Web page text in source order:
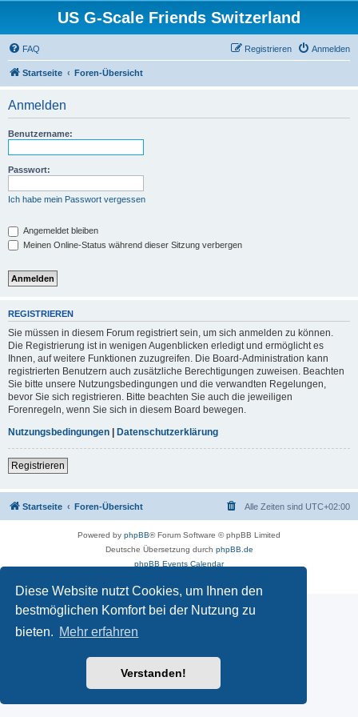
Diese Website nutzt Cookies, um Ihnen den
bestmöglichen Komfort bei der Nutzung zu
bieten. Mehr erfahren
Verstanden!
US G-Scale Friends Switzerland
FAQ Anmelden
Registrieren
Startseite Foren-Übersicht
Anmelden
Benutzername:
Passwort:
Ich habe mein Passwort vergessen
Angemeldet bleiben
Meinen Online-Status während dieser Sitzung verbergen
REGISTRIEREN
Sie müssen in diesem Forum registriert sein, um sich anmelden zu können.
Die Registrierung ist in wenigen Augenblicken erledigt und ermöglicht es
Ihnen, auf weitere Funktionen zuzugreifen. Die Board-Administration kann
registrierten Benutzern auch zusätzliche Berechtigungen zuweisen. Beachten
Sie bitte unsere Nutzungsbedingungen und die verwandten Regelungen,
bevor Sie sich registrieren. Bitte beachten Sie auch die jeweiligen
Forenregeln, wenn Sie sich in diesem Board bewegen.
Nutzungsbedingungen | Datenschutzerklärung
Registrieren
Startseite Foren-Übersicht Alle Zeiten sind UTC+02:00
Powered by phpBB® Forum Software © phpBB Limited
Deutsche Übersetzung durch phpBB.de
phpBB Events Calendar